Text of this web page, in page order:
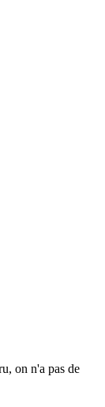
on n'a pas de